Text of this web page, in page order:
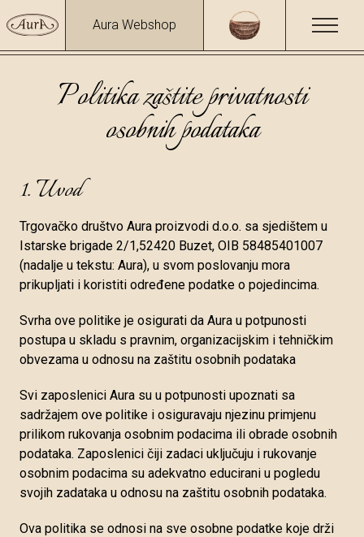
Aura Webshop
Politika zaštite privatnosti
osobnih podataka
1. Uvod
Trgovačko društvo Aura proizvodi d.o.o. sa sjedištem u
Istarske brigade 2/1,52420 Buzet, OIB 58485401007
(nadalje u tekstu: Aura), u svom poslovanju mora
prikupljati i koristiti određene podatke o pojedincima.
Svrha ove politike je osigurati da Aura u potpunosti
postupa u skladu s pravnim, organizacijskim i tehničkim
obvezama u odnosu na zaštitu osobnih podataka
Svi zaposlenici Aura su u potpunosti upoznati sa
sadržajem ove politike i osiguravaju njezinu primjenu
prilikom rukovanja osobnim podacima ili obrade osobnih
podataka. Zaposlenici čiji zadaci uključuju i rukovanje
osobnim podacima su adekvatno educirani u pogledu
svojih zadataka u odnosu na zaštitu osobnih podataka.
Ova politika se odnosi na sve osobne podatke koje drži